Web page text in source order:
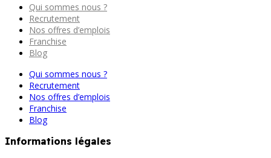
Qui sommes nous ?
Recrutement
Nos offres d’emplois
Franchise
Blog
Qui sommes nous ?
Recrutement
Nos offres d’emplois
Franchise
Blog
Informations légales